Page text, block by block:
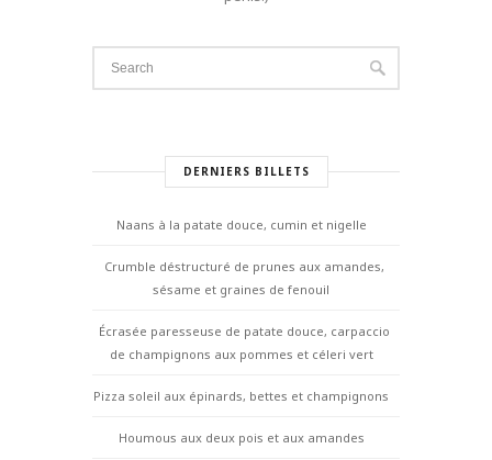
DERNIERS BILLETS
Naans à la patate douce, cumin et nigelle
Crumble déstructuré de prunes aux amandes,
sésame et graines de fenouil
Écrasée paresseuse de patate douce, carpaccio
de champignons aux pommes et céleri vert
Pizza soleil aux épinards, bettes et champignons
Houmous aux deux pois et aux amandes